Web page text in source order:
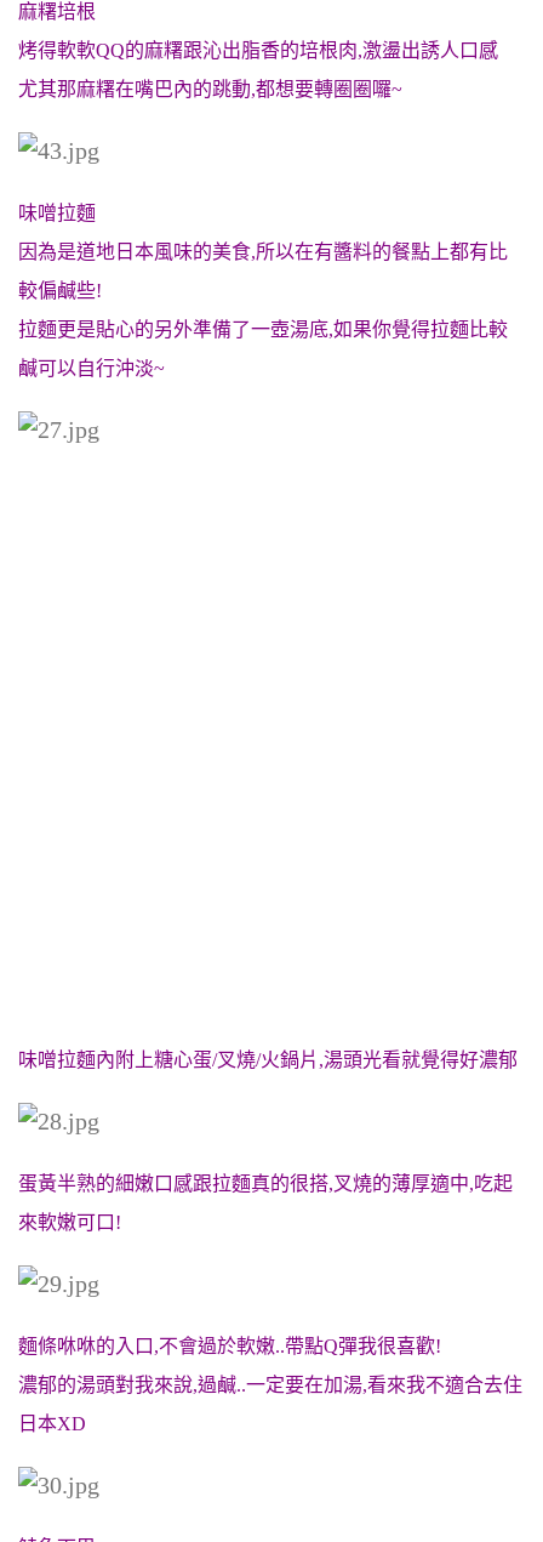
麻糬培根
烤得軟軟QQ的麻糬跟沁出脂香的培根肉,激盪出誘人 口感
尤其那麻糬在嘴巴內的跳動,都想要轉圈圈囉~
味噌拉麵
因為是道地日本風味的美食,所以在有醬料的餐點上都有比
較偏鹹些!
拉麵更是貼心的另外準備了一壺湯底,如果你覺得拉麵比較
鹹可以自行沖淡~
味噌拉麵內附上糖心蛋/叉燒/火鍋片,湯頭光看就覺得好濃郁
蛋黃半熟的細嫩口感跟拉麵真的很搭,叉燒的薄厚適中,吃起
來軟嫩可口!
麵條咻咻的入口,不會過於軟嫩..帶點Q彈我很喜歡!
濃郁的湯頭對我來說,過鹹..一定要在加湯,看來我不適合去住
日本XD